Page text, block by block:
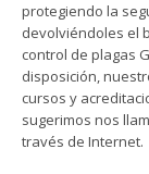
protegiendo la
devolviéndoles el
control de plagas
disposición,
cursos y
sugerimos nos
través de Internet.